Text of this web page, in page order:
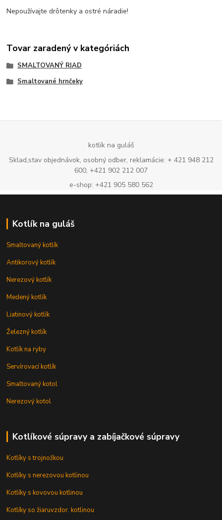
Nepoužívajte drôtenky a ostré náradie!
Tovar zaradený v kategóriách
SMALTOVANÝ RIAD
Smaltované hrnčeky
kotlík na guláš
Sklad,stav objednávok, osobný odber, reklamácie: + 421 948 212
600, +421 902 212 007
e-shop: +421 905 580 562
Kotlík na guláš
Smaltovaný kotlík
Antikorový kotlík
Nerezový kotlík
Medený kotlík
Liatinový kotlík
Železný kotlík
Kotlík na ryby
Servírovací kotlík
Smaltovaný kotol
Nerezový kotol
Kotlíkové súpravy a zabíjačkové súpravy
Kotlíky s trojnožkou
Kotlíky s nerezovou kotlinou
Kotlíky s kovovou kotlinou
Kotlíky so žiaruvzdor. kotlinou